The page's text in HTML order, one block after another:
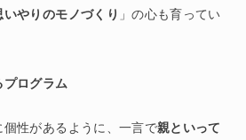
いやりのモノづくり 」の心も育ってい
ログラム
性があるように、一言で親といって